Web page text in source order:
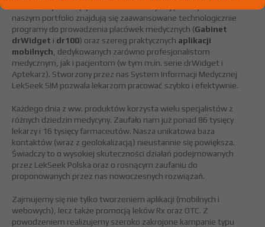
naszym portfolio znajdują się zaawansowane technologicznie
programy do prowadzenia placówek medycznych (Gabinet
drWidget i dr100) oraz szereg praktycznych aplikacji
mobilnych , dedykowanych zarówno profesjonalistom
medycznym, jak i pacjentom (w tym m.in. serie drWidget i
Aptekarz). Stworzony przez nas System Informacji Medycznej
LekSeek SIM pozwala lekarzom pracować szybko i efektywnie.
Każdego dnia z ww. produktów korzysta wielu specjalistów z
różnych dziedzin medycyny. Zaufało nam już ponad 86 tysięcy
lekarzy i 16 tysięcy farmaceutów. Nasza unikatowa baza
kontaktów (wraz z geolokalizacją) nieustannie się powiększa.
Świadczy to o wysokiej skuteczności działań podejmowanych
przez LekSeek Polska oraz o rosnącym zaufaniu do
proponowanych przez nas nowoczesnych rozwiązań.
Zajmujemy się nie tylko tworzeniem aplikacji (mobilnych i
webowych), lecz także promocją leków Rx oraz OTC. Z
powodzeniem realizujemy szeroko zakrojone kampanie typu